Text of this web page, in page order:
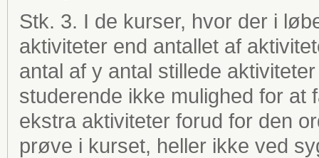
Stk. 3. I de kurser, hvor der i
aktiviteter end antallet af
antal af y antal stillede
studerende ikke mulighed for at
ekstra aktiviteter forud for den
prøve i kurset, heller ikke ved